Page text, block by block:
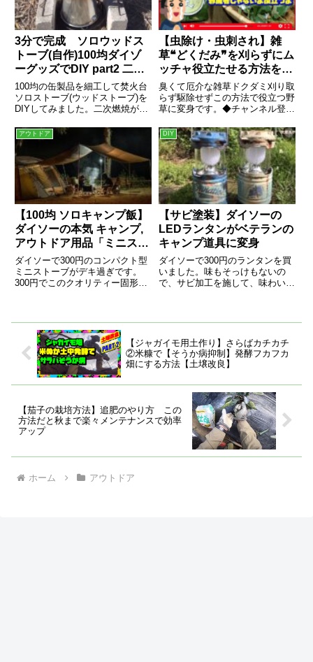
3分で完成 ソロウッドス
トーブ(自作)100均ダイゾ
ーグッズでDIY part2 二次
燃焼キター
100均の缶製品を細工して焚火台
ソロストーブ(ウッドストーブ)を
DIYしてみました。二次燃焼が起
【虫除け・虫刺され】雑
草❝どくだみ❞を刈らずにム
ッチャ役立たせる方法を紹
介しよう
臭くて厄介な雑草ドクダミ刈り取
らず駆除せずこの方法で役立つ野
草に変身です。◆チャンネル登録
す。◆皆様の応援＆お知恵お力を
お貸しくだ...
アウトドア
【100均 ソロキャンプ飯】
ダイソーの本気 キャンプ,
アウトドア用品「ミニスト
ーブ」300円と「メスティ
ン」500円で全自動炊飯 五
目 キャンプ飯
ダイソーで300円のコンパクト型
ミニストーブがデキ過ぎです。
300円でこのクオリティー固形燃
DIY
【サビ塗装】ダイソーの
LEDランタンがベテランの
キャンプ道具に変身
ダイソーで300円のランタンを買
いました。味もそっけもないの
で、サビ加工を施して、味わいの
【ジャガイモ用土作り】さらばカチカチ
②米糠で【そうか病抑制】発酵フカフカ
畑にする方法【土壌改良】
【茄子の栽培方法】追肥のやり方 この
方法だと秋まで楽々メンテナンスで効率
アップ
ホーム アウトドア